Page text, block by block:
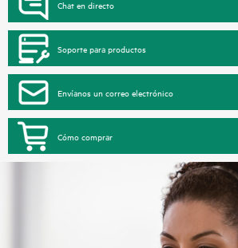
Chat en directo
Soporte para productos
Envíanos un correo electrónico
Cómo comprar